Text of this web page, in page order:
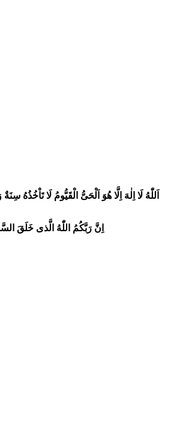
اَللّٰهُ لَا اِلٰهَ اِلَّا هُوَ اَلْحَیُّ الْقَيُّومُ لَا
اِنَّ رَبَّكُمُ اللّٰهُ الَّذى خَلَقَ